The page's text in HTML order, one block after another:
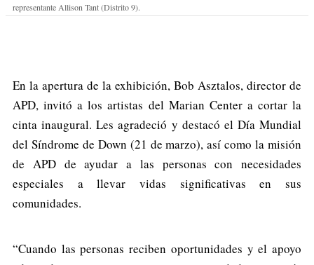
representante Allison Tant (Distrito 9).
En la apertura de la exhibición, Bob Asztalos, director de
APD, invitó a los artistas del Marian Center a cortar la
cinta inaugural. Les agradeció y destacó el Día Mundial
del Síndrome de Down (21 de marzo), así como la misión
de APD de ayudar a las personas con necesidades
especiales a llevar vidas significativas en sus
comunidades.
“Cuando las personas reciben oportunidades y el apoyo